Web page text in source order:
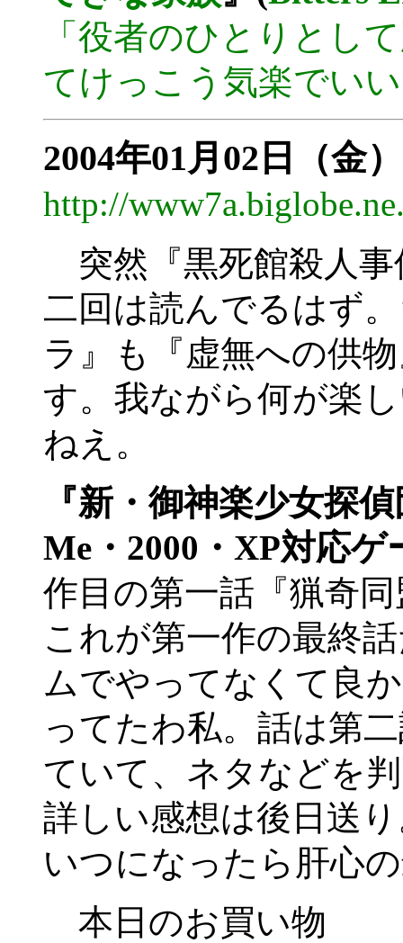
「役者のひとりとし
てけっこう気楽でい
2004年01月02日（金）
http://
突然『黒死館殺人事
二回は読んでるはず
ラ』も『虚無への供
す。我ながら何が楽
ねえ。
『新・御神楽少女探
Me・2000・XP対応ゲ
作目の第一話『猟奇
これが第一作の最終
ムでやってなくて良
ってたわ私。話は第
ていて、ネタなどを
詳しい感想は後日送
いつになったら肝心
本日のお買い物